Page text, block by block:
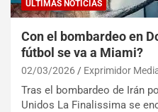
ULTIMAS NOTICIAS
Con el bombardeo en
fútbol se va a Miami?
02/03/2026 Exprimidor
Tras el bombardeo de Irán
Unidos La Finalissima se